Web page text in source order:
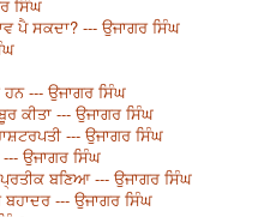
ਸਿੰਘ
ਪੈ ਸਕਦਾ? --- ਉਜਾਗਰ ਸਿੰਘ
ਹਨ --- ਉਜਾਗਰ ਸਿੰਘ
ਕੀਤਾ --- ਉਜਾਗਰ ਸਿੰਘ
--- ਉਜਾਗਰ ਸਿੰਘ
ਉਜਾਗਰ ਸਿੰਘ
ਬਣਿਆ --- ਉਜਾਗਰ ਸਿੰਘ
--- ਉਜਾਗਰ ਸਿੰਘ